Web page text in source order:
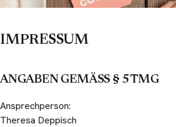
IMPRESSUM
ANGABEN GEMÄSS § 5 TMG
Ansprechperson:
Theresa Deppisch